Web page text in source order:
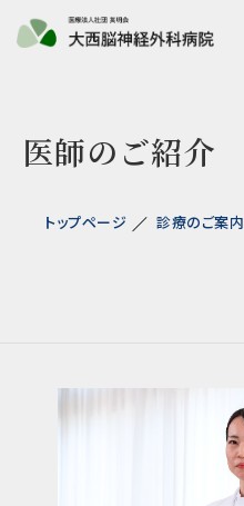
医師のご紹介
トップページ 診療のご案内